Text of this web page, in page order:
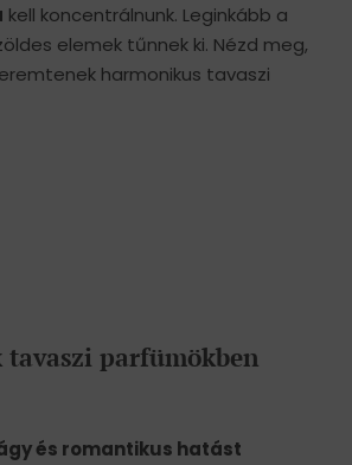
kell koncentrálnunk. Leginkább a
elemek tűnnek ki. Nézd meg,
harmonikus tavaszi
tavaszi parfümökben
és romantikus hatást